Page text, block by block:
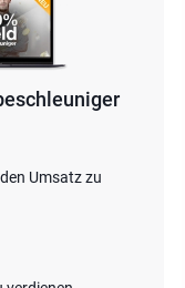
Umsatz zu